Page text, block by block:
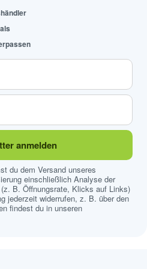
anmelden
du dem Versand unseres
einschließlich Analyse der
B. Öffnungsrate, Klicks auf Links)
jederzeit widerrufen, z. B. über den
findest du in unseren